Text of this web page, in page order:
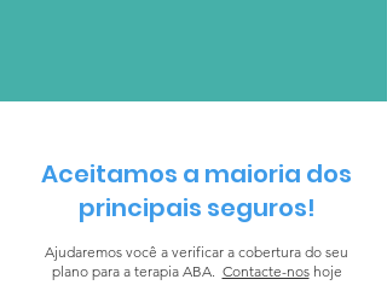
Aceitamos a maioria dos
principais seguros!
Ajudaremos você a verificar a cobertura do seu
plano para a terapia ABA. Contacte-noshoje